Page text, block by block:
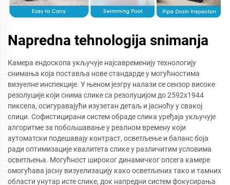
Napredna tehnologija snimanja
Камера ендоскопа укључује најсавременију технологију
снимања која поставља нове стандарде у могућностима
визуелне инспекције. У њеном језгру налази се сензор високе
резолуције који снима слике са резолуцијом до 2592x1944
пиксела, осигуравајући изузетан детаљ и јасноћу у свакој
слици. Софистицирани систем обраде слика уређаја укључује
алгоритме за побољшавање у реалном времену који
аутоматски подешавају контраст, осветљење и баланс боја
ради оптимизације квалитета слике у различитим условима
осветљења. Могућност широког динамичког опсега камере
омогућава јасну визуелизацију како осветљених тако и тамних
области унутар исте слике, док напредни систем фокусирања